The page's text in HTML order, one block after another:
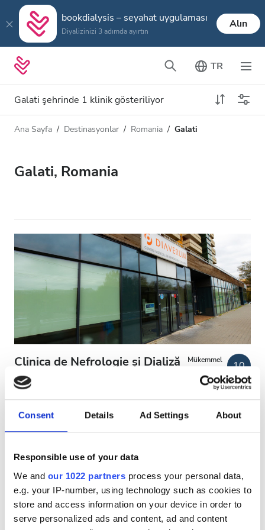
Consent Details Ad Settings About
Responsible use of your data
We and our 1022 partners process your personal data,
e.g. your IP-number, using technology such as cookies to
store and access information on your device in order to
serve personalized ads and content, ad and content
bookdialysis – seyahat uygulaması
Diyalizinizi 3 adımda ayırtın
Alın
TR
Galati şehrinde 1 klinik gösteriliyor
Diyaliz türü
Tüm Diyalizler
Kabul Edilenler
HIV’li Hastalar
Hepatit B’li Hastalar
Hepatit C’li Hastalar
Olanaklar
Ücretsiz WiFi
TV Ekranları
Ücretsiz Transfer
Mesafe
Ana Sayfa Destinasyonlar Romania Galati
Galati, Romania
Clinica de Nefrologie și Dializă
Diaverum GALAȚI
Galati, Romania
Mükemmel
10
Ücretsiz Transfer
Ücretsiz Otopark
Tedavi başına
HD Diyaliz €141.16
HDF Diyaliz €156.6
Rezerve Et